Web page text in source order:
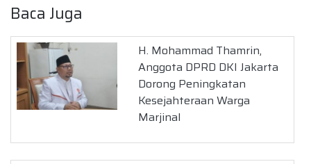
Baca Juga
H. Mohammad Thamrin,
Anggota DPRD DKI Jakarta
Dorong Peningkatan
Kesejahteraan Warga
Marjinal